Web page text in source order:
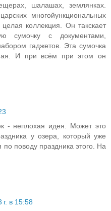
шалашах, землянках.
многойункциональных
коллекция. Он такскает
сумочку с документами,
гаджетов. Эта сумочка
И при всём при этом он
- неплохая идея. Может это
у озера, который уже
по поводу праздника этого. На
в 15:58